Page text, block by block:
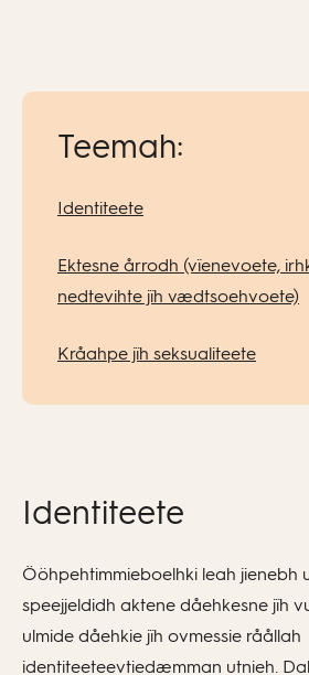
Teemah:
Identiteete
Ektesne årrodh (vïenevoete,
nedtevihte jïh vædtsoehvoete)
Kråahpe jïh seksualiteete
Identiteete
Ööhpehtimmieboelhki leah jienebh
speejjeldidh aktene dåehkesne jïh
ulmide dåehkie jïh ovmessie råållah
identiteeteevtiedæmman utnieh.